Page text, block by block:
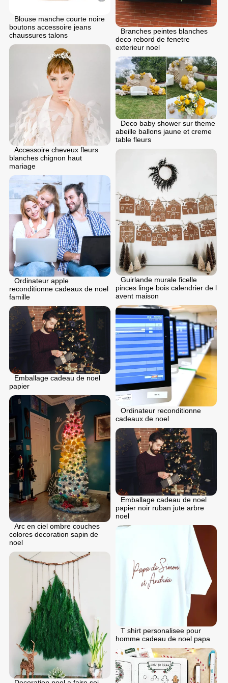
Blouse manche courte noire
boutons accessoire jeans
chaussures talons
Branches peintes blanches
deco rebord de fenetre
exterieur noel
Accessoire cheveux fleurs
blanches chignon haut
mariage
Deco baby shower sur theme
abeille ballons jaune et creme
table fleurs
Guirlande murale ficelle
pinces linge bois calendrier de l
avent maison
Ordinateur apple
reconditionne cadeaux de noel
famille
Ordinateur reconditionne
cadeaux de noel
Emballage cadeau de noel
papier
Arc en ciel ombre couches
colores decoration sapin de
noel
Emballage cadeau de noel
papier noir ruban jute arbre
noel
T shirt personalisee pour
homme cadeau de noel papa